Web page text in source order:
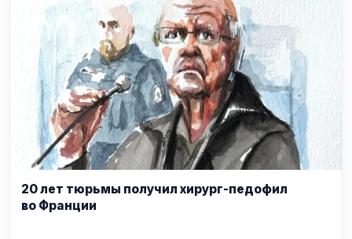
20 лет тюрьмы получил хирург-педофил
во Франции